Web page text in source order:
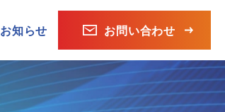
お知らせ お問い合わせ